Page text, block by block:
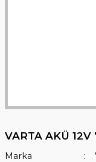
VARTA AKÜ
Marka